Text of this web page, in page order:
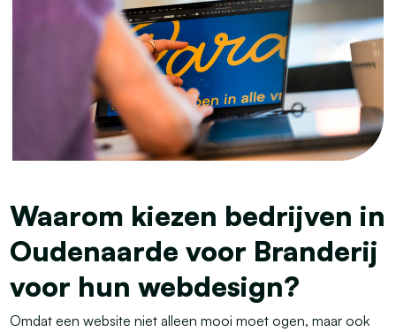
Waarom kiezen bedrijven in
Oudenaarde voor Branderij
voor hun webdesign?
Omdat een website niet alleen mooi moet ogen, maar ook